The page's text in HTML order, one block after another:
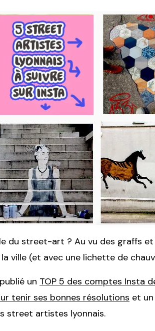
du street-art ? Au vu des graffs
ville (et avec une lichette de
un TOP 5 des comptes Insta
tenir ses bonnes résolutions et un
street artistes lyonnais.